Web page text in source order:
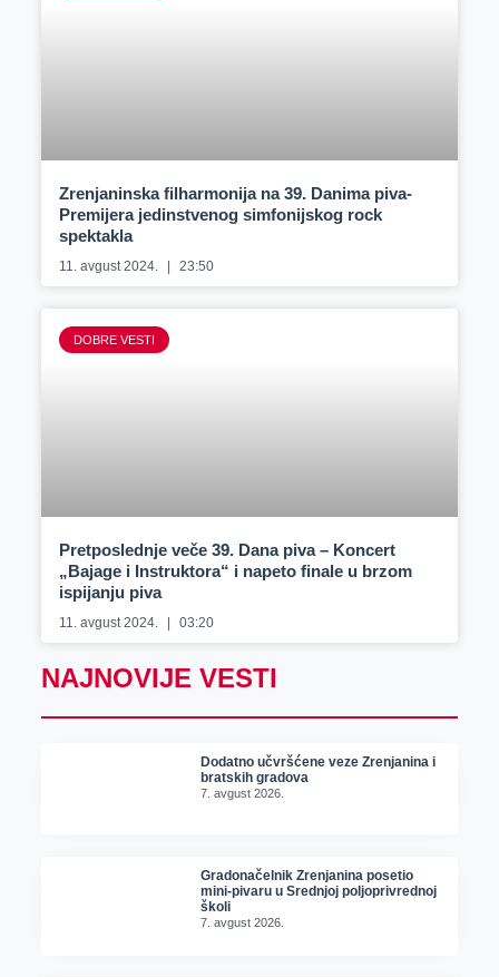
Zrenjaninska filharmonija na 39. Danima piva-
Premijera jedinstvenog simfonijskog rock
spektakla
11. avgust 2024. 23:50
DOBRE VESTI
Pretposlednje veče 39. Dana piva – Koncert
„Bajage i Instruktora“ i napeto finale u brzom
ispijanju piva
11. avgust 2024. 03:20
NAJNOVIJE VESTI
Dodatno učvršćene veze Zrenjanina i
bratskih gradova
7. avgust 2026.
Gradonačelnik Zrenjanina posetio
mini-pivaru u Srednjoj poljoprivrednoj
školi
7. avgust 2026.